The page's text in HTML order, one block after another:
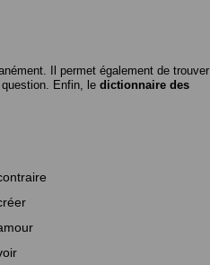
Il permet également de trouver
Enfin, le dictionnaire des